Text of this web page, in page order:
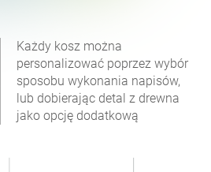
Każdy kosz można
personalizować poprzez wybór
sposobu wykonania napisów,
lub dobierając detal z drewna
jako opcję dodatkową